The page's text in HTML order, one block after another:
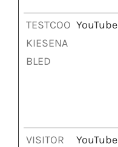
TESTCOO
KIESENA
BLED
YouTube
VISITOR
YouTube